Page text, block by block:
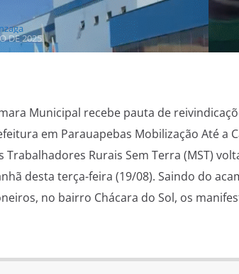
DE 2025
Municipal recebe pauta de
em Parauapebas Mobilização Até a
Trabalhadores Rurais Sem Terra (MST)
desta terça-feira (19/08). Saindo do
no bairro Chácara do Sol, os